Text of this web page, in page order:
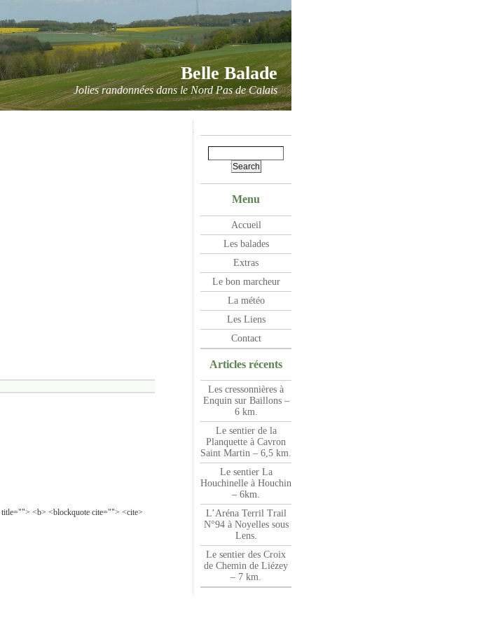
Belle Balade
Jolies randonnées dans le Nord Pas de Calais
<b> <blockquote cite=""> <cite>
Menu
Accueil
Les balades
Extras
Le bon marcheur
La météo
Les Liens
Contact
Articles récents
Les cressonnières à
Enquin sur Baillons –
6 km.
Le sentier de la
Planquette à Cavron
Saint Martin – 6,5 km.
Le sentier La
Houchinelle à Houchin
– 6km.
L’Aréna Terril Trail
N°94 à Noyelles sous
Lens.
Le sentier des Croix
de Chemin de Liézey
– 7 km.